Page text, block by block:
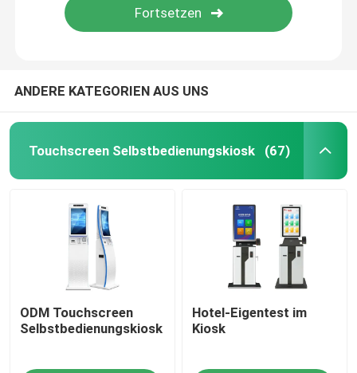
ANDERE KATEGORIEN AUS UNS
Touchscreen Selbstbedienungskiosk (67)
ODM Touchscreen
Selbstbedienungskiosk
Hotel-Eigentest im
Kiosk